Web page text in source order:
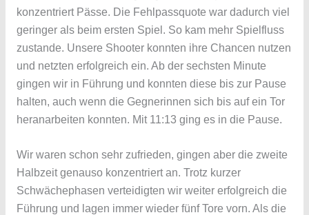
konzentriert Pässe. Die Fehlpassquote war dadurch viel
geringer als beim ersten Spiel. So kam mehr Spielfluss
zustande. Unsere Shooter konnten ihre Chancen nutzen
und netzten erfolgreich ein. Ab der sechsten Minute
gingen wir in Führung und konnten diese bis zur Pause
halten, auch wenn die Gegnerinnen sich bis auf ein Tor
heranarbeiten konnten. Mit 11:13 ging es in die Pause.
Wir waren schon sehr zufrieden, gingen aber die zweite
Halbzeit genauso konzentriert an. Trotz kurzer
Schwächephasen verteidigten wir weiter erfolgreich die
Führung und lagen immer wieder fünf Tore vorn. Als die